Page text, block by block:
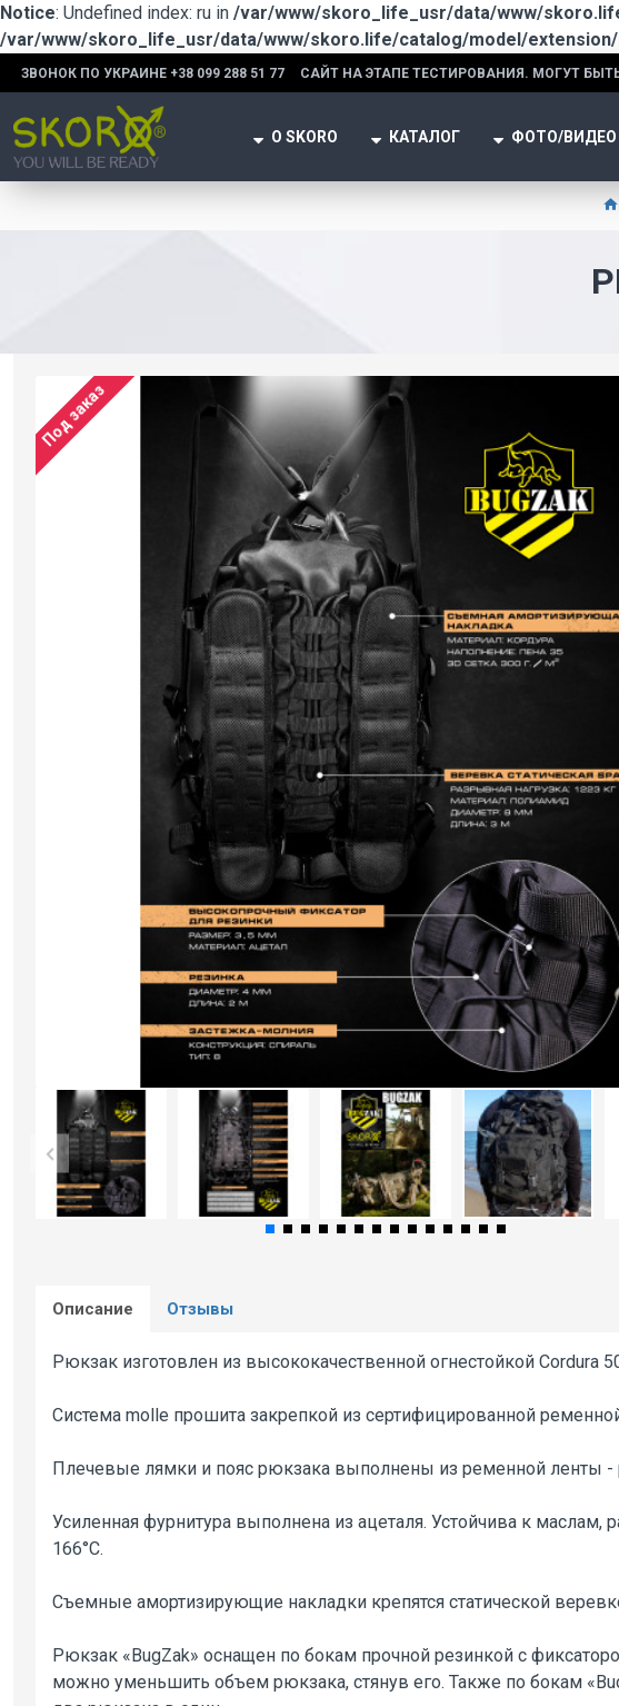
Notice: Undefined index: ru in /var/www/skoro_life_usr/data/www/
/var/www/skoro_life_usr/data/www/skoro.life/catalog/model/
ЗВОНОК ПО УКРАИНЕ +38 099 288 51 77 САЙТ НА ЭТАПЕ ТЕСТИРОВАНИЯ. МОГУТ
О SKORO КАТАЛОГ ФОТО/ВИДЕО
Под заказ
Описание Отзывы
Рюкзак изготовлен из высококачественной огнестойкой Cordura
Система molle прошита закрепкой из сертифицированной
Плечевые лямки и пояс рюкзака выполнены из ременной ленты
Усиленная фурнитура выполнена из ацеталя. Устойчива к маслам,
166°С.
Съемные амортизирующие накладки крепятся статической
Рюкзак «BugZak» оснащен по бокам прочной резинкой с
можно уменьшить объем рюкзака, стянув его. Также по бокам